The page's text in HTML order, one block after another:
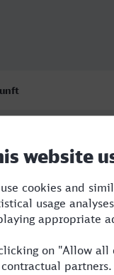
(Main) Hbf